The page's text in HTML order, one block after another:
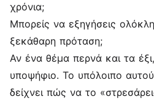
χρόνια;
Μπορείς να εξηγήσεις
ξεκάθαρη πρόταση;
Αν ένα θέμα περνά και τα
υποψήφιο. Το υπόλοιπο
δείχνει πώς να το